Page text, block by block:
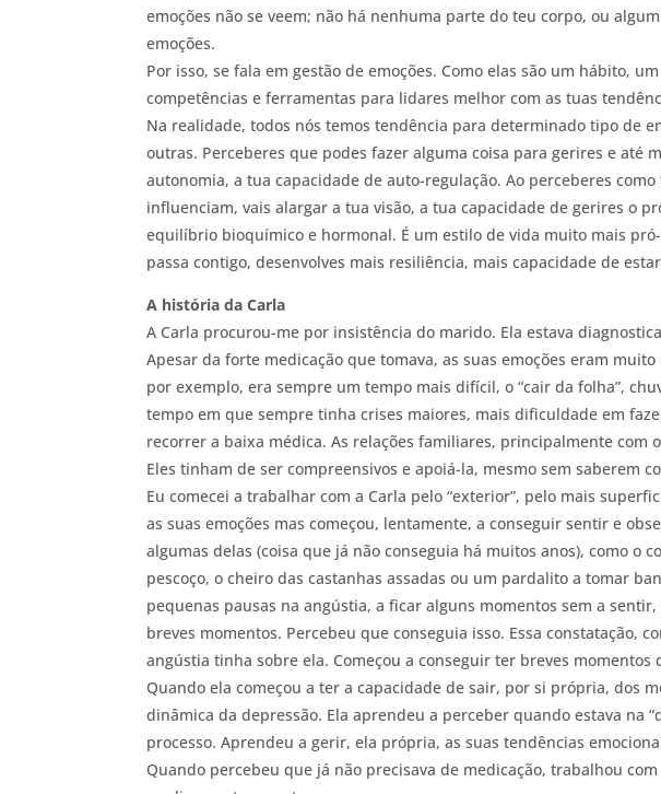
emoções não se veem; não há nenhuma parte do teu corpo, ou
emoções.
Por isso, se fala em gestão de emoções. Como elas são um hábito,
competências e ferramentas para lidares melhor com as tuas
Na realidade, todos nós temos tendência para determinado tipo de
outras. Perceberes que podes fazer alguma coisa para gerires e até
autonomia, a tua capacidade de auto-regulação. Ao perceberes
influenciam, vais alargar a tua visão, a tua capacidade de gerires o
equilíbrio bioquímico e hormonal. É um estilo de vida muito mais
passa contigo, desenvolves mais resiliência, mais capacidade de
A história da Carla
A Carla procurou-me por insistência do marido. Ela estava
Apesar da forte medicação que tomava, as suas emoções eram
por exemplo, era sempre um tempo mais difícil, o “cair da folha”,
tempo em que sempre tinha crises maiores, mais dificuldade em
recorrer a baixa médica. As relações familiares, principalmente com
Eles tinham de ser compreensivos e apoiá-la, mesmo sem saberem
Eu comecei a trabalhar com a Carla pelo “exterior”, pelo mais
as suas emoções mas começou, lentamente, a conseguir sentir e
algumas delas (coisa que já não conseguia há muitos anos), como o
pescoço, o cheiro das castanhas assadas ou um pardalito a tomar
pequenas pausas na angústia, a ficar alguns momentos sem a
breves momentos. Percebeu que conseguia isso. Essa constatação,
angústia tinha sobre ela. Começou a conseguir ter breves momentos
Quando ela começou a ter a capacidade de sair, por si própria, dos
dinâmica da depressão. Ela aprendeu a perceber quando estava na
processo. Aprendeu a gerir, ela própria, as suas tendências
Quando percebeu que já não precisava de medicação, trabalhou